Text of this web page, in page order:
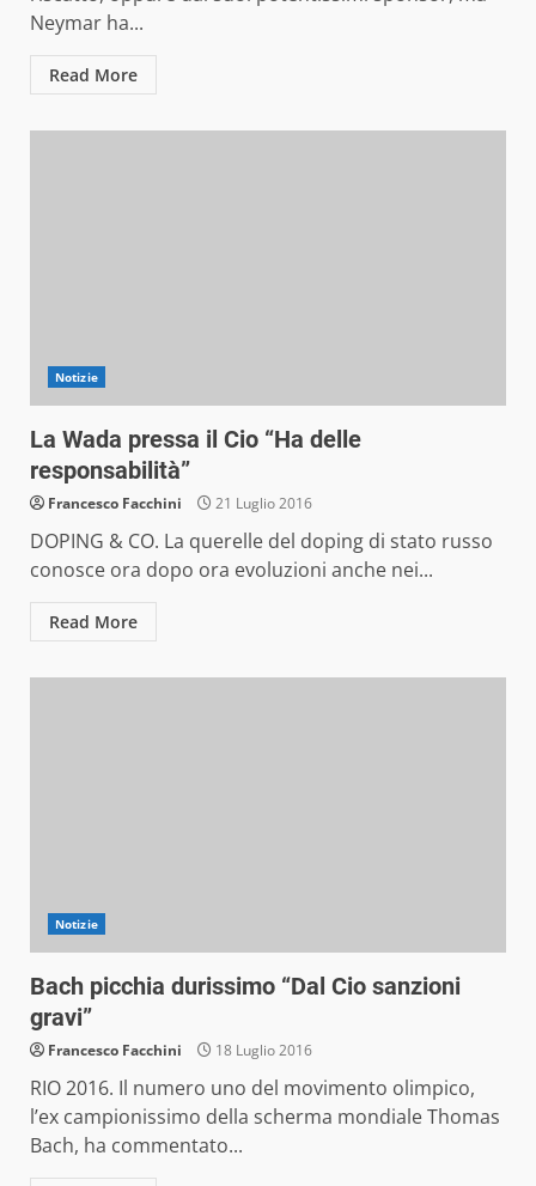
Neymar ha...
Read More
Notizie
La Wada pressa il Cio “Ha delle
responsabilità”
Francesco Facchini 21 Luglio 2016
DOPING & CO. La querelle del doping di stato russo
conosce ora dopo ora evoluzioni anche nei...
Read More
Notizie
Bach picchia durissimo “Dal Cio sanzioni
gravi”
Francesco Facchini 18 Luglio 2016
RIO 2016. Il numero uno del movimento olimpico,
l’ex campionissimo della scherma mondiale Thomas
Bach, ha commentato...